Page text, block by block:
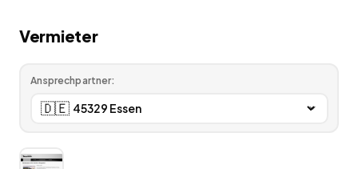
Vermieter
Ansprechpartner:
🇩🇪